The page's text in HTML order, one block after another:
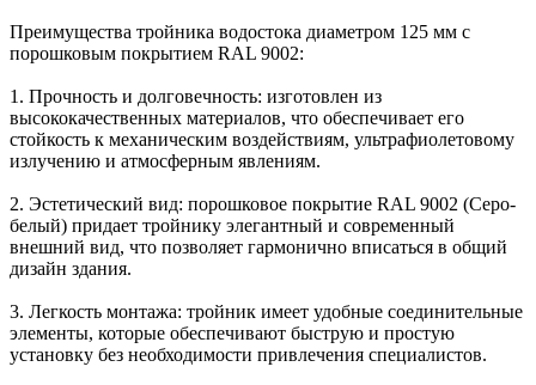
Преимущества тройника водостока диаметром 125 мм с
порошковым покрытием RAL 9002:
1. Прочность и долговечность: изготовлен из
высококачественных материалов, что обеспечивает его
стойкость к механическим воздействиям, ультрафиолетовому
излучению и атмосферным явлениям.
2. Эстетический вид: порошковое покрытие RAL 9002 (Серо-
белый) придает тройнику элегантный и современный
внешний вид, что позволяет гармонично вписаться в общий
дизайн здания.
3. Легкость монтажа: тройник имеет удобные соединительные
элементы, которые обеспечивают быструю и простую
установку без необходимости привлечения специалистов.